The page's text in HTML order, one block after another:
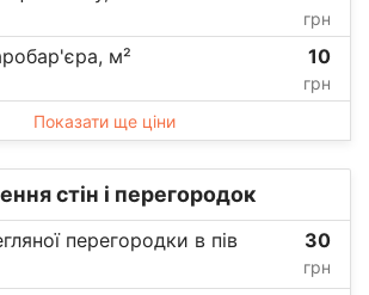
грн
м² 10
грн
Показати ще ціни
стін і перегородок
перегородки в пів
30
грн